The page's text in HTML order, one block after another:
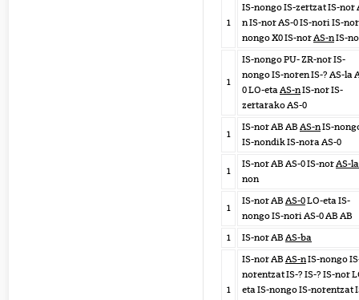
1
IS-nongo IS-zertzat IS-nor
n IS-nor AS-0 IS-nori IS-
nongo X0 IS-norAS-nIS-
1
IS-nongo PU- ZR-nor IS-
nongo IS-noren IS-? AS-la
0 LO-etaAS-nIS-nor IS-
zertarako AS-0
1
IS-nor AB AB AS-nIS-
IS-nondik IS-nora AS-0
1
IS-nor AB AS-0 IS-norAS-la
non
1
IS-nor AB AS-0LO-eta IS-
nongo IS-nori AS-0 AB AB
1
IS-nor AB AS-ba
1
IS-nor AB AS-nIS-nongo
norentzat IS-? IS-? IS-nor
eta IS-nongo IS-norentzat